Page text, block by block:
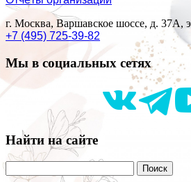
г. Москва, Варшавское шоссе, д. 37А,
+7 (495) 725-39-82
Мы в социальных сетях
Найти на сайте